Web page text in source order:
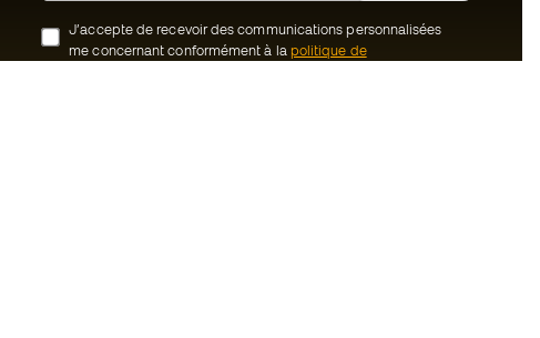
J’accepte de recevoir des communications personnalisées
me concernant conformément à la politique de